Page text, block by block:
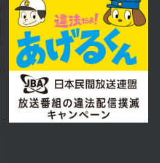
月10日 放送
とっても癒されるナニコ
イテムを紹介！】